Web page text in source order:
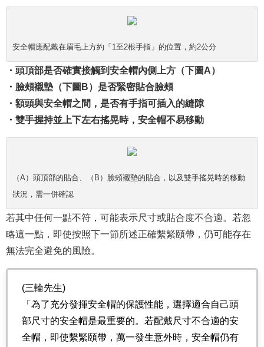
安全帽應配戴在眉毛上方約「1至2根手指」的位置，約2公分
・頭頂部是否確實接觸到安全帽內側上方（下圖A）
・臉頰襯墊（下圖B）是否緊密貼合臉頰
・額頭與安全帽之間，是否有手指可插入的縫隙
・雙手握持並上下左右搖晃時，安全帽不易移動
（A）頭頂部的貼合、（B）臉頰襯墊的貼合，以及雙手搖晃時的移動
狀況，需一併確認
若其中任何一點不符，可能表示尺寸或貼合度不合適。若忽
略這一點，即使按照下一節所述正確繫緊頤帶，仍可能存在
無法完全避免的風險。
(三輪先生)
「為了充分發揮安全帽的保護性能，選擇適合自己頭
部尺寸的安全帽是最重要的。若配戴尺寸不合適的安
全帽，即使繫緊頤帶，萬一發生意外時，安全帽仍有